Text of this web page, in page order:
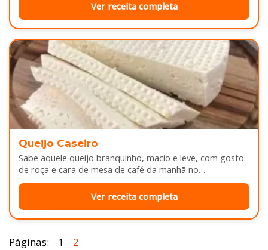
Ver receita completa
Queijo Caseiro
Sabe aquele queijo branquinho, macio e leve, com gosto
de roça e cara de mesa de café da manhã no…
Ver receita completa
Páginas: 1 2